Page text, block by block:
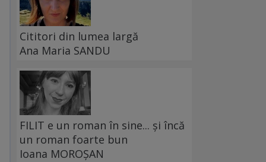
Cititori din lumea largă
Ana Maria SANDU
FILIT e un roman în sine... și încă
un roman foarte bun
Ioana MOROȘAN